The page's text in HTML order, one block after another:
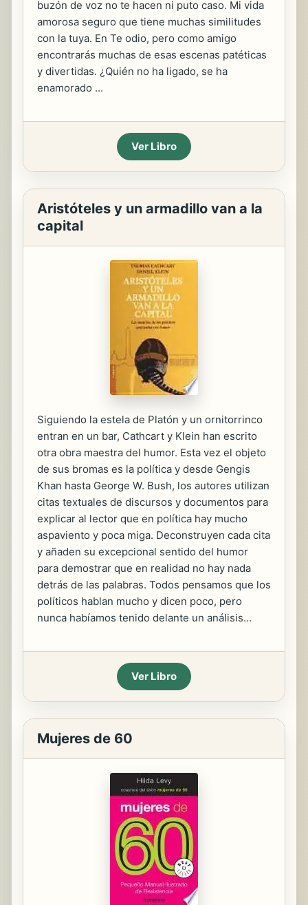
buzón de voz no te hacen ni puto caso. Mi vida
amorosa seguro que tiene muchas similitudes
con la tuya. En Te odio, pero como amigo
encontrarás muchas de esas escenas patéticas
y divertidas. ¿Quién no ha ligado, se ha
enamorado ...
Ver Libro
Aristóteles y un armadillo van a la
capital
Siguiendo la estela de Platón y un ornitorrinco
entran en un bar, Cathcart y Klein han escrito
otra obra maestra del humor. Esta vez el objeto
de sus bromas es la política y desde Gengis
Khan hasta George W. Bush, los autores utilizan
citas textuales de discursos y documentos para
explicar al lector que en política hay mucho
aspaviento y poca miga. Deconstruyen cada cita
y añaden su excepcional sentido del humor
para demostrar que en realidad no hay nada
detrás de las palabras. Todos pensamos que los
políticos hablan mucho y dicen poco, pero
nunca habíamos tenido delante un análisis...
Ver Libro
Mujeres de 60